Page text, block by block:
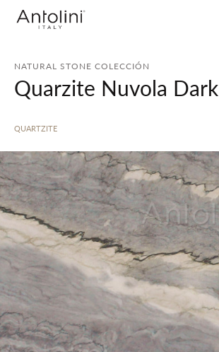
NATURAL STONE COLECCIÓN
Quarzite Nuvola Dark
QUARTZITE